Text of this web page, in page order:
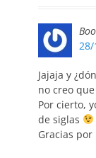
28/
Jajaja y
no creo
Por cierto,
de siglas
Gracias